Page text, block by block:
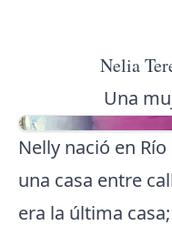
Nelia
Una
Nelly nació en
una casa entre
era la última